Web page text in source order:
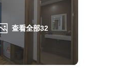
查看全部32